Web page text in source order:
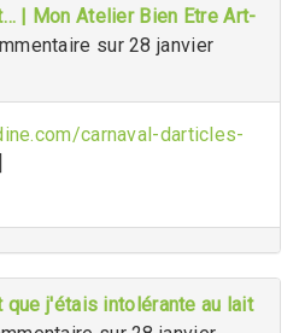
| Mon Atelier Bien Etre Art-
sur 28 janvier
carnaval-darticles-
que j'étais intolérante au lait